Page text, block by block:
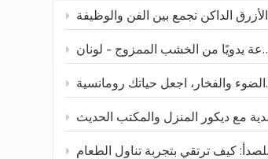
ارتقِ بطاولتك ومساحتك: صينية تقديم سيراميكية غير منتظمة باللون الأزرق الداكن تجمع بين الفن والوظيفة
جرة توابل مصنوعة يدويًا من الخشب الممزوج - لونان
حوامل شموع خزفية: مزيج من الضوء والفخار، اجعل حياتك رومانسية
المزهرية الخزفية المصنوعة يدوياً: كيف تتناسب الحرف الصينية التقليدية مع ديكور المنزل والمكتب الحديث
أدوات المائدة الخشبية والفولاذية المقاومة للصدأ: كيف ترتقي بتجربة تناول الطعام